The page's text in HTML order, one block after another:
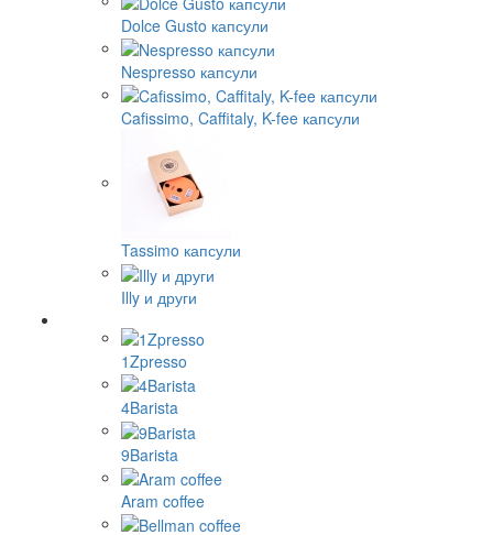
Dolce Gusto капсули
Nespresso капсули
Cafissimo, Caffitaly, K-fee капсули
Tassimo капсули
Illy и други
1Zpresso
4Barista
9Barista
Aram coffee